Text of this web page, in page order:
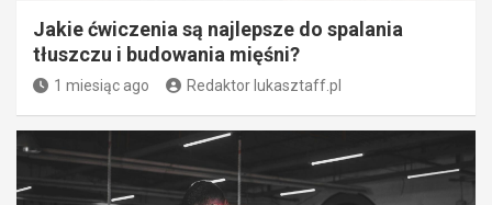
Jakie ćwiczenia są najlepsze do spalania
tłuszczu i budowania mięśni?
1 miesiąc ago Redaktor lukasztaff.pl